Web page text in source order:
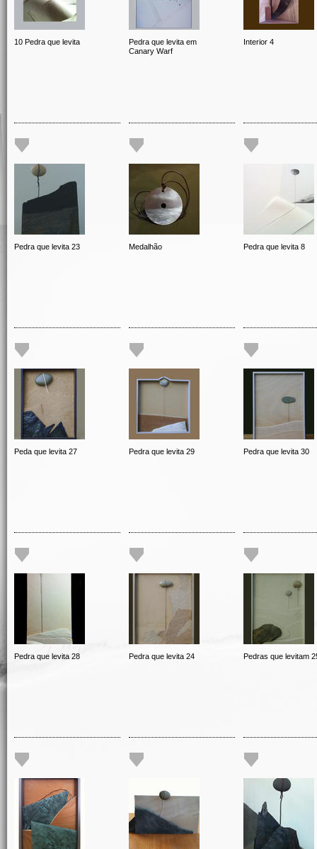
10 Pedra que levita
Pedra que levita em
Canary Warf
Interior 4
Pedra que levita 23 Medalhão Pedra que levita 8
Peda que levita 27 Pedra que levita 29 Pedra que levita 30
Pedra que levita 28 Pedra que levita 24 Pedras que levitam